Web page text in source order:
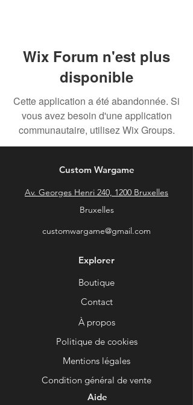
Wix Forum n'est plus
disponible
Cette application a été abandonnée. Si
vous avez besoin d'une application
communautaire, utilisez Wix Groups.
Custom Wargame
Av. Georges Henri 240, 1200 Bruxelles
Bruxelles
customwargame@gmail.com
Explorer
Boutique
Contact
À propos
Politique de cookies
Mentions légales
Condition général de vente
Aide